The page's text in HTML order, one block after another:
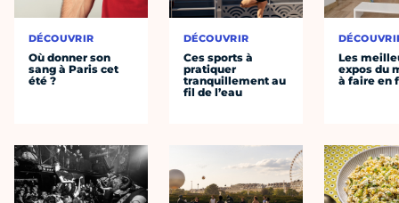
DÉCOUVRIR
Où donner son
sang à Paris cet
été ?
DÉCOUVRIR
Ces sports à
pratiquer
tranquillement au
fil de l’eau
Les
expos du
à faire en